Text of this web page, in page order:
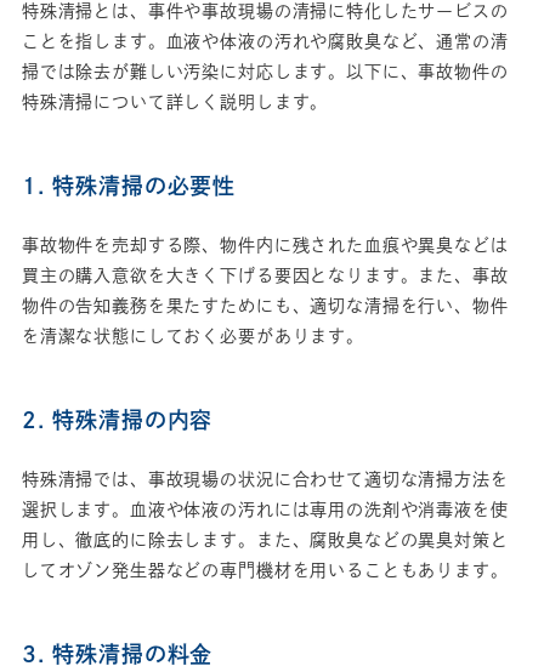
特殊清掃とは、事件や事故現場の清掃に特化したサービスの
ことを指します。血液や体液の汚れや腐敗臭など、通常の清
掃では除去が難しい汚染に対応します。以下に、事故物件の
特殊清掃について詳しく説明します。
1. 特殊清掃の必要性
事故物件を売却する際、物件内に残された血痕や異臭などは
買主の購入意欲を大きく下げる要因となります。また、事故
物件の告知義務を果たすためにも、適切な清掃を行い、物件
を清潔な状態にしておく必要があります。
2. 特殊清掃の内容
特殊清掃では、事故現場の状況に合わせて適切な清掃方法を
選択します。血液や体液の汚れには専用の洗剤や消毒液を使
用し、徹底的に除去します。また、腐敗臭などの異臭対策と
してオゾン発生器などの専門機材を用いることもあります。
3. 特殊清掃の料金